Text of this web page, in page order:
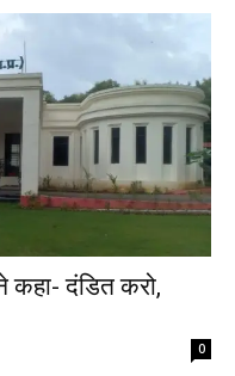
कहा- दंडित करो,
0